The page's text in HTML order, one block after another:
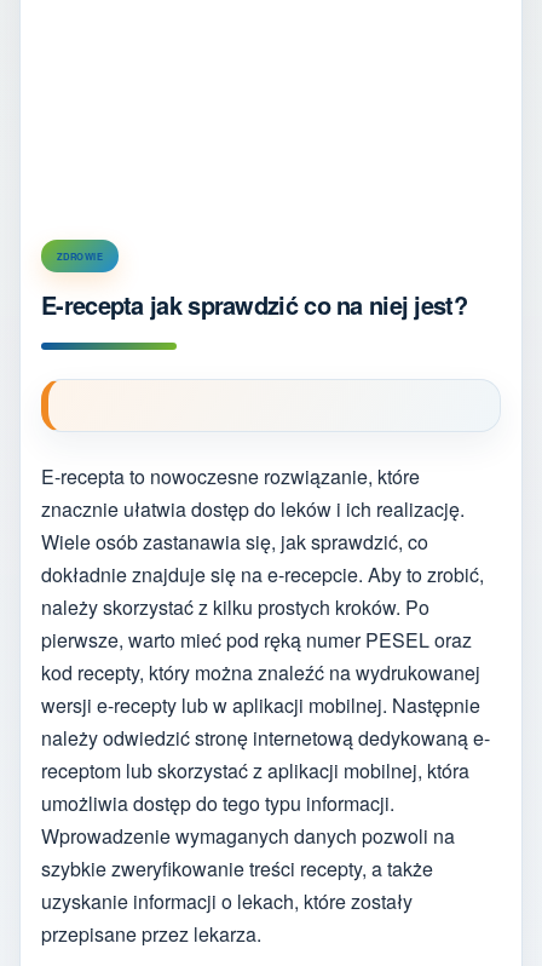
ZDROWIE
E-recepta jak sprawdzić co na niej jest?
E-recepta to nowoczesne rozwiązanie, które
znacznie ułatwia dostęp do leków i ich realizację.
Wiele osób zastanawia się, jak sprawdzić, co
dokładnie znajduje się na e-recepcie. Aby to zrobić,
należy skorzystać z kilku prostych kroków. Po
pierwsze, warto mieć pod ręką numer PESEL oraz
kod recepty, który można znaleźć na wydrukowanej
wersji e-recepty lub w aplikacji mobilnej. Następnie
należy odwiedzić stronę internetową dedykowaną e-
receptom lub skorzystać z aplikacji mobilnej, która
umożliwia dostęp do tego typu informacji.
Wprowadzenie wymaganych danych pozwoli na
szybkie zweryfikowanie treści recepty, a także
uzyskanie informacji o lekach, które zostały
przepisane przez lekarza.